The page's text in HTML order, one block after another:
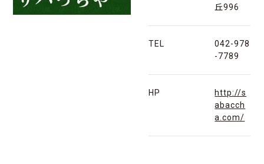
丘996
TEL
042-978
-7789
HP
http://s
abacch
a.com/